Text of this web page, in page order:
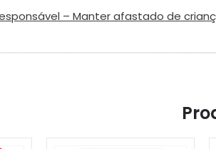
– Manter afastado de